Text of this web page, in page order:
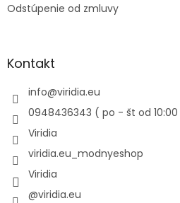
Odstúpenie od zmluvy
Kontakt
info@viridia.eu
0948436343 ( po - št od 10:00
Viridia
viridia.eu_modnyeshop
Viridia
@viridia.eu